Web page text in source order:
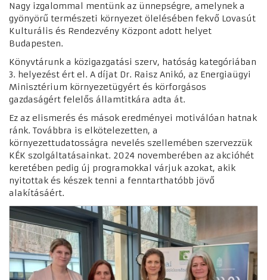
Nagy izgalommal mentünk az ünnepségre, amelynek a
gyönyörű természeti környezet ölelésében fekvő Lovasút
Kulturális és Rendezvény Központ adott helyet
Budapesten.
Könyvtárunk a közigazgatási szerv, hatóság kategóriában
3. helyezést ért el. A díjat Dr. Raisz Anikó, az Energiaügyi
Minisztérium környezetügyért és körforgásos
gazdaságért felelős államtitkára adta át.
Ez az elismerés és mások eredményei motiválóan hatnak
ránk. Továbbra is elkötelezetten, a
környezettudatosságra nevelés szellemében szervezzük
KÉK szolgáltatásainkat. 2024 novemberében az akcióhét
keretében pedig új programokkal várjuk azokat, akik
nyitottak és készek tenni a fenntarthatóbb jövő
alakításáért.